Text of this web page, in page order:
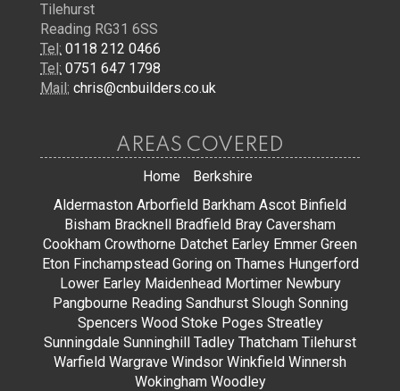
Tilehurst
Reading RG31 6SS
Tel: 0118 212 0466
Tel: 0751 647 1798
Mail: chris@cnbuilders.co.uk
AREAS COVERED
Home
Berkshire
Aldermaston Arborfield Barkham Ascot Binfield
Bisham Bracknell Bradfield Bray Caversham
Cookham Crowthorne Datchet Earley Emmer Green
Eton Finchampstead Goring on Thames Hungerford
Lower Earley Maidenhead Mortimer Newbury
Pangbourne Reading Sandhurst Slough Sonning
Spencers Wood Stoke Poges Streatley
Sunningdale Sunninghill Tadley Thatcham Tilehurst
Warfield Wargrave Windsor Winkfield Winnersh
Wokingham Woodley